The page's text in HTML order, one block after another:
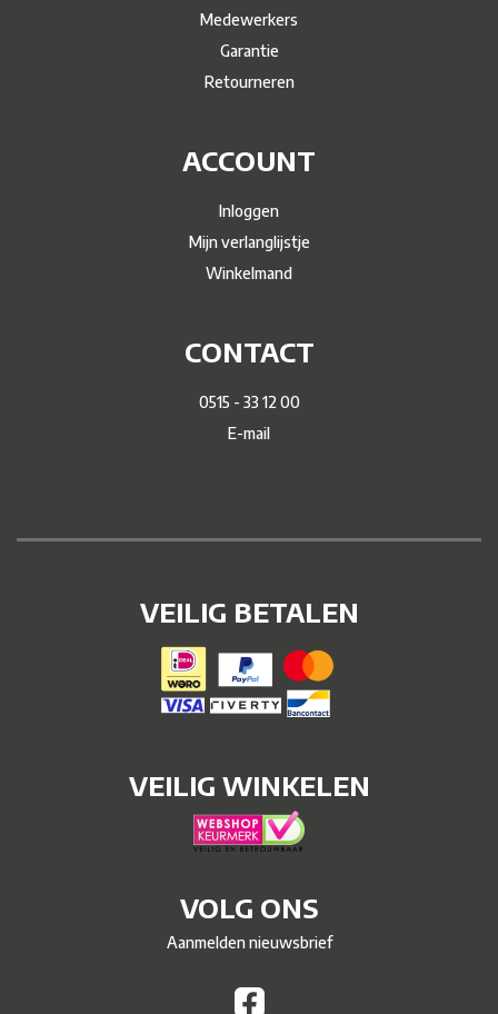
Medewerkers
Garantie
Retourneren
ACCOUNT
Inloggen
Mijn verlanglijstje
Winkelmand
CONTACT
0515 - 33 12 00
E-mail
VEILIG BETALEN
VEILIG WINKELEN
VOLG ONS
Aanmelden nieuwsbrief